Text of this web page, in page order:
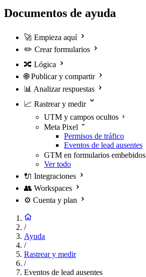
Documentos de ayuda
🚀 Empieza aquí
✏️ Crear formularios
🔀 Lógica
🌐 Publicar y compartir
📊 Analizar respuestas
📈 Rastrear y medir
UTM y campos ocultos
Meta Pixel
Permisos de tráfico
Eventos de lead ausentes
GTM en formularios embebidos
Ver todo
🔌 Integraciones
👥 Workspaces
⚙️ Cuenta y plan
/
Ayuda
/
Rastrear y medir
/
Eventos de lead ausentes